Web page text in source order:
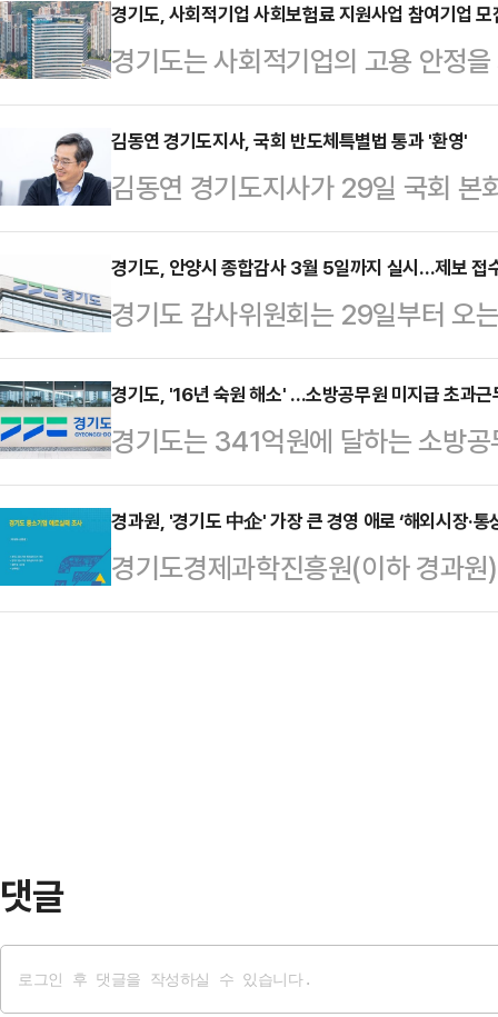
경기도, 사회적기업 사회보험료 지원사업 참여기업 모
경기도는 사회적기업의 고용 안정
험료 지원사업’ 참여기업을 모집한
경·지역서비스 등 공공성이 높은
해 경영 부담의 어려움을 겪어 왔다
속 가능한 일자리 창출을 지원하기
투입한다고 설명했다.지원 대상은
적기업이다. 고용 중인 취약계층
가운데 사업주 부담분의 …
김동연 경기도지사, 국회 반도체특별법 통과 '환영'
김동연 경기도지사가 29일 국회 본
및 지원에 관한 특별법’(이하 반도
골든타임을 지켜낼 강력한 엔진이
는 “특별법 통과는 끝이 아닌 시작
낸 법안인 만큼 이제는 경기도가 앞
지형도를 바꿔놓겠다”고 강조했다
정책협의회에서 입법을 제안한 이
하며 끊임없이 두드린 끝에 …
경기도, 안양시 종합감사 3월 5일까지 실시…제보 접
경기도 감사위원회는 29일부터 오
한다고 밝혔다.경기도 감사위원회
사 수용도와 만족도를 높여나갈 계
국가나 경기도 예산이 투입되거나
사를 추진할 방침이다. 자치사무에
위법성이 의심되는 경우에 한해 이
과 현장에서 직접 받을 예정이다.
로 접수된 자료도 감사에 적극 활…
경기도, '16년 숙원 해소' …소방공무원 미지급 초과근
경기도는 341억원에 달하는 소방
결정했다고 29일 밝혔다.이로써
원이 해결됐다.김동연 경기도지사
과 안전을 지켜온 값진 헌신과 노동
무원의 16년 숙원에 정당한 보상이
경과원, '경기도 中企' 가장 큰 경영 애로 ‘해외시장·통
경기도경제과학진흥원(이하 경과
으로 실시한 ‘경기도 중소기업 애로
댓글